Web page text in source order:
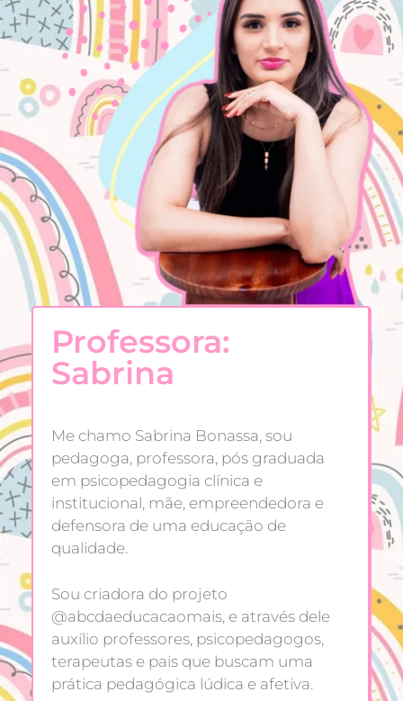
Professora:
Sabrina
Me chamo Sabrina Bonassa, sou
pedagoga, professora, pós graduada
em psicopedagogia clínica e
institucional, mãe, empreendedora e
defensora de uma educação de
qualidade.
Sou criadora do projeto
@abcdaeducacaomais, e através dele
auxílio professores, psicopedagogos,
terapeutas e pais que buscam uma
prática pedagógica lúdica e afetiva.